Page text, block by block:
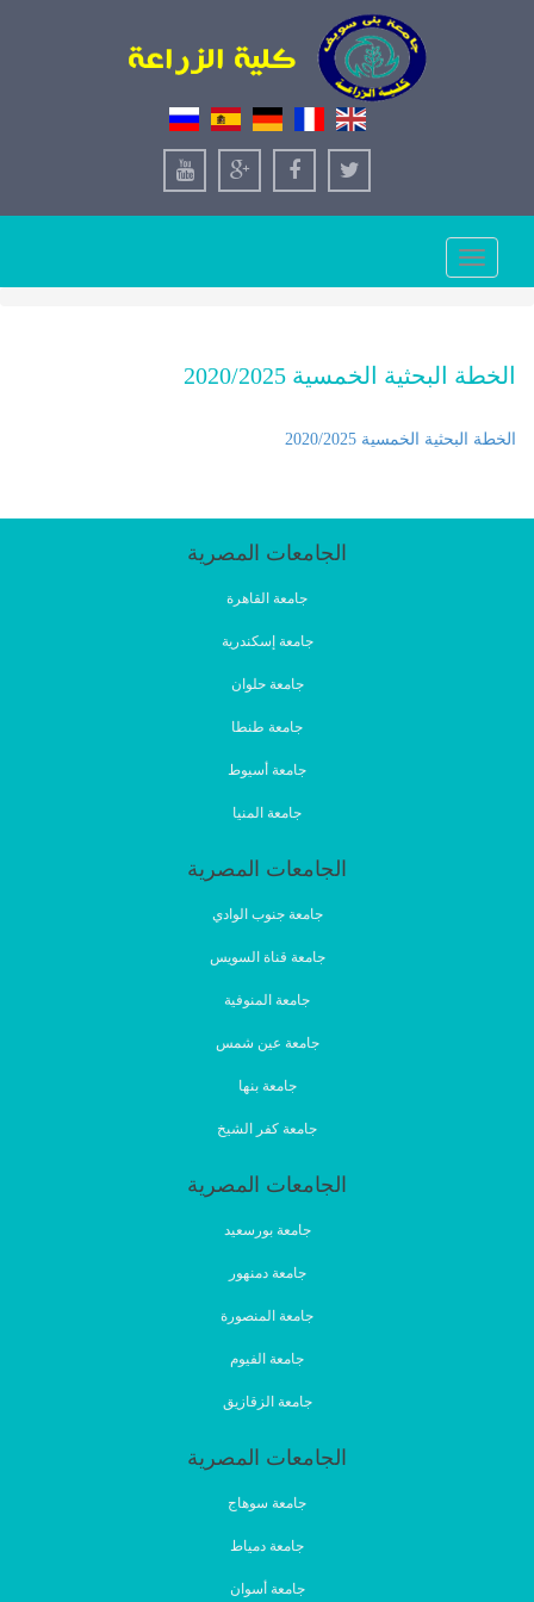
Toggle
navigation
الخطة البحثية الخمسية 2020/2025
الخطة البحثية الخمسية 2020/2025
الجامعات المصرية
جامعة القاهرة
جامعة إسكندرية
جامعة حلوان
جامعة طنطا
جامعة أسيوط
جامعة المنيا
الجامعات المصرية
جامعة جنوب الوادي
جامعة قناة السويس
جامعة المنوفية
جامعة عين شمس
جامعة بنها
جامعة كفر الشيخ
الجامعات المصرية
جامعة بورسعيد
جامعة دمنهور
جامعة المنصورة
جامعة الفيوم
جامعة الزقازيق
الجامعات المصرية
جامعة سوهاج
جامعة دمياط
جامعة أسوان